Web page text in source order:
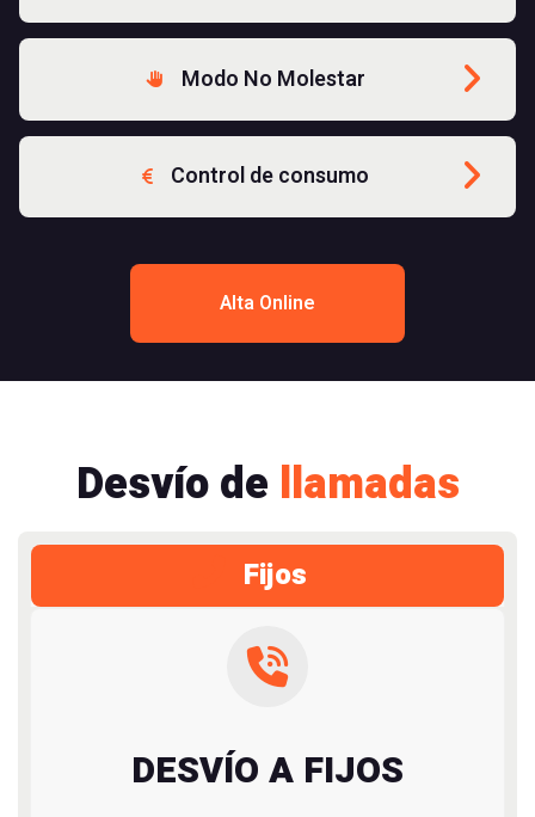
Modo No Molestar
Control de consumo
Alta Online
Desvío de llamadas
Fijos
DESVÍO A FIJOS